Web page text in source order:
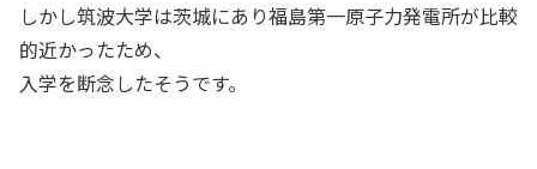
しかし筑波大学は茨城にあり福島第一原子力発電所が比較
的近かったため、
入学を断念したそうです。